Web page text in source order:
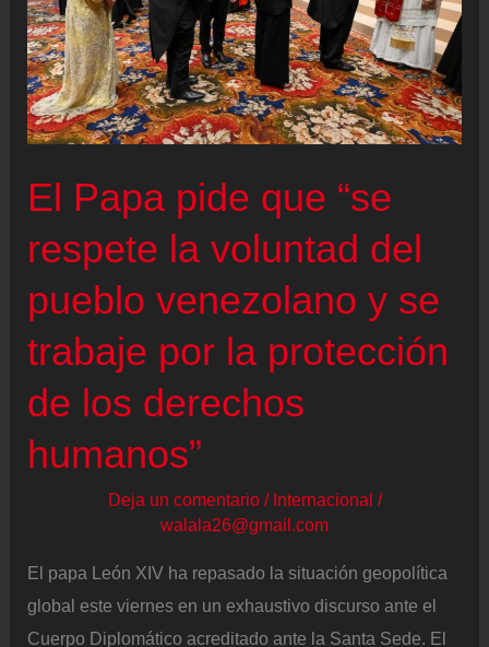
El Papa pide que “se
respete la voluntad del
pueblo venezolano y se
trabaje por la protección
de los derechos
humanos”
Deja un comentario / Internacional /
walala26@gmail.com
El papa León XIV ha repasado la situación geopolítica
global este viernes en un exhaustivo discurso ante el
Cuerpo Diplomático acreditado ante la Santa Sede. El